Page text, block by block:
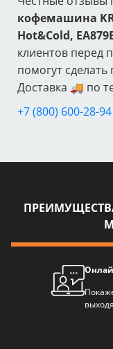
кофемашина
Hot&Cold,
клиентов перед
помогут
Доставка 🚚 по
+7 (800) 600-28-94